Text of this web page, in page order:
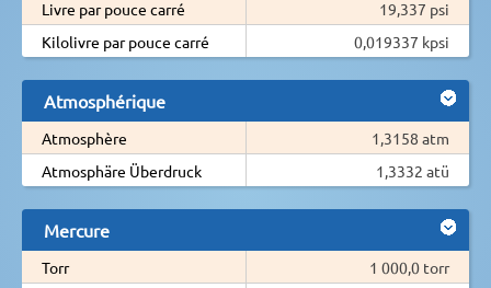
Livre par pouce carré
19,337 psi
Kilolivre par pouce carré
0,019337 kpsi
Atmosphérique
Atmosphère
1,3158 atm
Atmosphäre Überdruck
1,3332 atü
Mercure
Torr
1 000,0 torr